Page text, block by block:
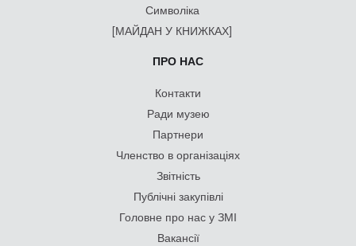
Символіка
[МАЙДАН У КНИЖКАХ]
ПРО НАС
Контакти
Ради музею
Партнери
Членство в організаціях
Звітність
Публічні закупівлі
Головне про нас у ЗМІ
Вакансії